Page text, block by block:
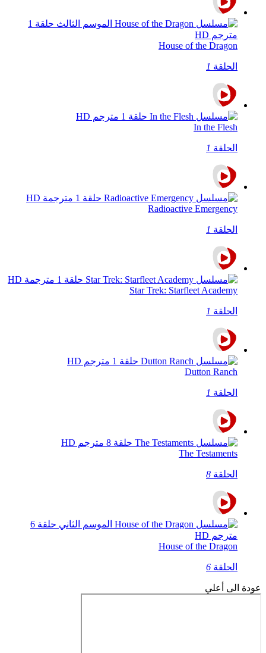
House of the Dragon
الحلقة 1
In the Flesh
الحلقة 1
Radioactive Emergency
الحلقة 1
Star Trek: Starfleet Academy
الحلقة 1
Dutton Ranch
الحلقة 1
The Testaments
الحلقة 8
House of the Dragon
الحلقة 6
عودة الى أعلي